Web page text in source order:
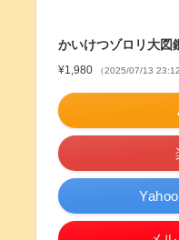
かいけつゾロリ大図
¥1,980 （2025/07/13